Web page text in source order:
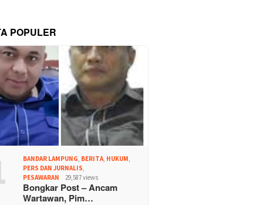
POPULER
BANDAR LAMPUNG BERITA HUKUM
PERS DAN JURNALIS
PESAWARAN
29,587 views
Bongkar Post – Ancam
Wartawan, Pim…